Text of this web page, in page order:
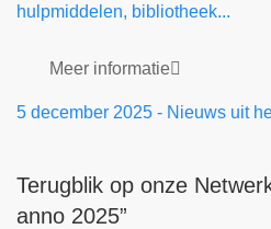
hulpmiddelen, bibliotheek...
Meer informatie
5 december 2025 - Nieuws uit
Terugblik op onze
anno 2025”